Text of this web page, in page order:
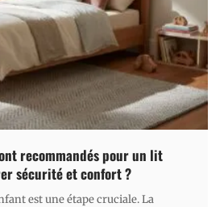
recommandés pour un lit
sécurité et confort ?
est une étape cruciale. La